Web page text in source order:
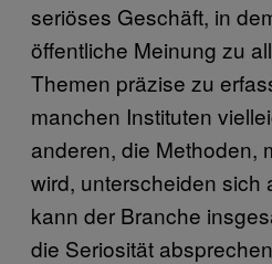
seriöses Geschäft, in
öffentliche Meinung zu
Themen präzise zu
manchen Instituten
anderen, die Methoden,
wird, unterscheiden
kann der Branche
die Seriosität